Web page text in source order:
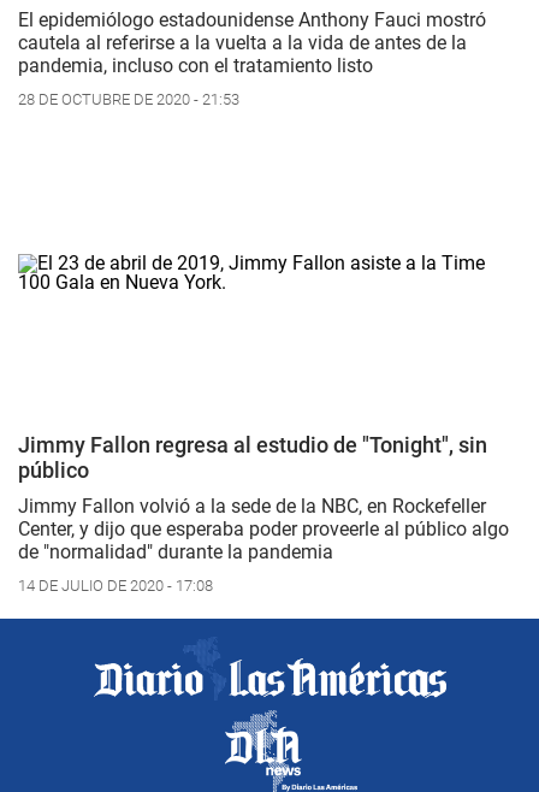
El epidemiólogo estadounidense Anthony Fauci mostró
cautela al referirse a la vuelta a la vida de antes de la
pandemia, incluso con el tratamiento listo
28 DE OCTUBRE DE 2020 - 21:53
Jimmy Fallon regresa al estudio de "Tonight", sin
público
Jimmy Fallon volvió a la sede de la NBC, en Rockefeller
Center, y dijo que esperaba poder proveerle al público algo
de "normalidad" durante la pandemia
14 DE JULIO DE 2020 - 17:08